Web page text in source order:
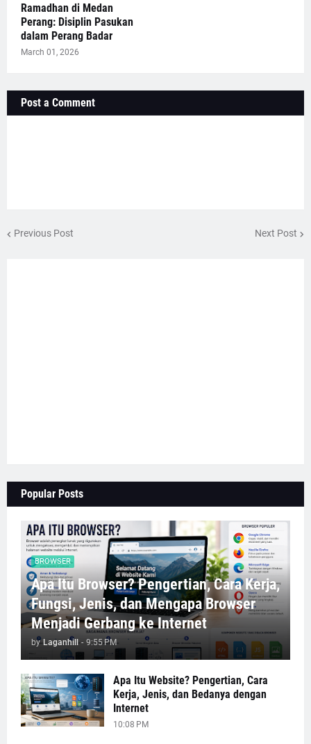
Ramadhan di Medan
Perang: Disiplin Pasukan
dalam Perang Badar
March 01, 2026
Post a Comment
Previous Post Next Post
Popular Posts
BROWSER
Apa Itu Browser? Pengertian, Cara Kerja,
Fungsi, Jenis, dan Mengapa Browser
Menjadi Gerbang ke Internet
by Laganhill - 9:55 PM
Apa Itu Website? Pengertian, Cara
Kerja, Jenis, dan Bedanya dengan
Internet
10:08 PM